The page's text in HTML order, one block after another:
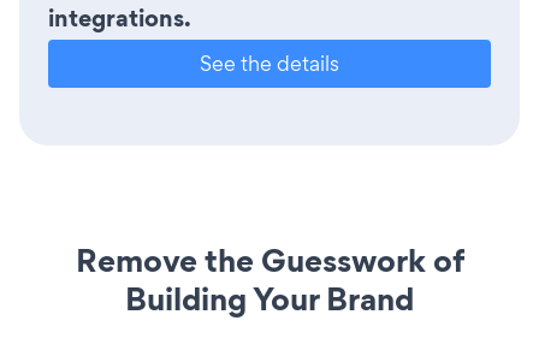
integrations.
See the details
Remove the Guesswork of
Building Your Brand